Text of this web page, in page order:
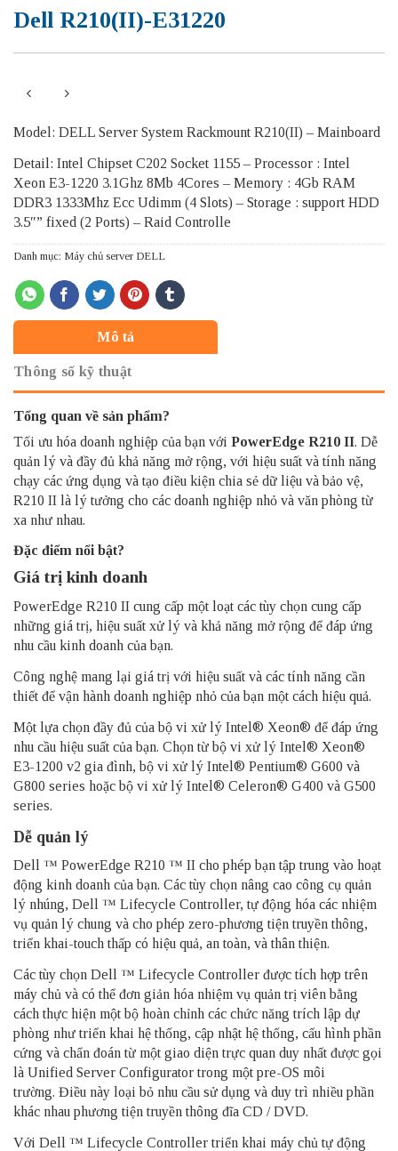
Dell R210(II)-E31220
Model: DELL Server System Rackmount R210(II) – Mainboard
Detail: Intel Chipset C202 Socket 1155 – Processor : Intel
Xeon E3-1220 3.1Ghz 8Mb 4Cores – Memory : 4Gb RAM
DDR3 1333Mhz Ecc Udimm (4 Slots) – Storage : support HDD
3.5″” fixed (2 Ports) – Raid Controlle
Danh mục: Máy chủ server DELL
Mô tả
Thông số kỹ thuật
Tổng quan về sản phẩm?
Tối ưu hóa doanh nghiệp của bạn với PowerEdge R210 II. Dễ
quản lý và đầy đủ khả năng mở rộng, với hiệu suất và tính năng
chạy các ứng dụng và tạo điều kiện chia sẻ dữ liệu và bảo vệ,
R210 II là lý tưởng cho các doanh nghiệp nhỏ và văn phòng từ
xa như nhau.
Đặc điểm nổi bật?
Giá trị kinh doanh
PowerEdge R210 II cung cấp một loạt các tùy chọn cung cấp
những giá trị, hiệu suất xử lý và khả năng mở rộng để đáp ứng
nhu cầu kinh doanh của bạn.
Công nghệ mang lại giá trị với hiệu suất và các tính năng cần
thiết để vận hành doanh nghiệp nhỏ của bạn một cách hiệu quả.
Một lựa chọn đầy đủ của bộ vi xử lý Intel® Xeon® để đáp ứng
nhu cầu hiệu suất của bạn. Chọn từ bộ vi xử lý Intel® Xeon®
E3-1200 v2 gia đình, bộ vi xử lý Intel® Pentium® G600 và
G800 series hoặc bộ vi xử lý Intel® Celeron® G400 và G500
series.
Dễ quản lý
Dell ™ PowerEdge R210 ™ II cho phép bạn tập trung vào hoạt
động kinh doanh của bạn. Các tùy chọn nâng cao công cụ quản
lý nhúng, Dell ™ Lifecycle Controller, tự động hóa các nhiệm
vụ quản lý chung và cho phép zero-phương tiện truyền thông,
triển khai-touch thấp có hiệu quả, an toàn, và thân thiện.
Các tùy chọn Dell ™ Lifecycle Controller được tích hợp trên
máy chủ và có thể đơn giản hóa nhiệm vụ quản trị viên bằng
cách thực hiện một bộ hoàn chỉnh các chức năng trích lập dự
phòng như triển khai hệ thống, cập nhật hệ thống, cấu hình phần
cứng và chẩn đoán từ một giao diện trực quan duy nhất được gọi
là Unified Server Configurator trong một pre-OS môi
trường. Điều này loại bỏ nhu cầu sử dụng và duy trì nhiều phần
khác nhau phương tiện truyền thông đĩa CD / DVD.
Với Dell ™ Lifecycle Controller triển khai máy chủ tự động